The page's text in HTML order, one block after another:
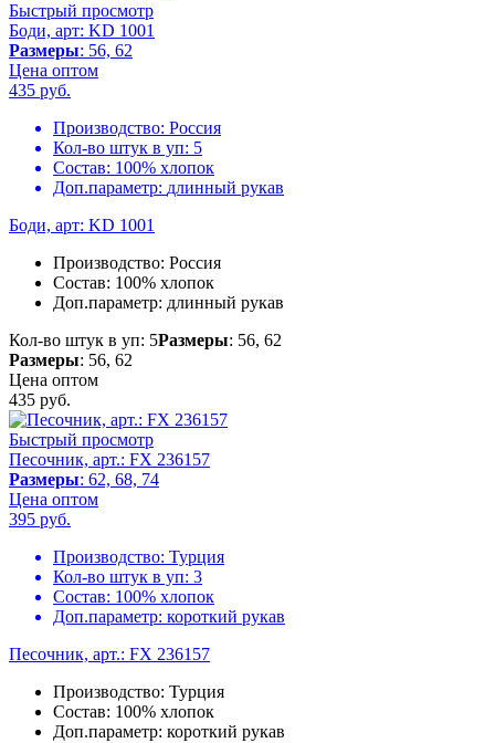
Быстрый просмотр
Боди, арт: KD 1001
Размеры: 56, 62
Цена оптом
435 руб.
Производство: Россия
Кол-во штук в уп: 5
Состав: 100% хлопок
Доп.параметр: длинный рукав
Боди, арт: KD 1001
Производство: Россия
Состав: 100% хлопок
Доп.параметр: длинный рукав
Кол-во штук в уп: 5Размеры: 56, 62
Размеры: 56, 62
Цена оптом
435 руб.
Быстрый просмотр
Песочник, арт.: FX 236157
Размеры: 62, 68, 74
Цена оптом
395 руб.
Производство: Турция
Кол-во штук в уп: 3
Состав: 100% хлопок
Доп.параметр: короткий рукав
Песочник, арт.: FX 236157
Производство: Турция
Состав: 100% хлопок
Доп.параметр: короткий рукав